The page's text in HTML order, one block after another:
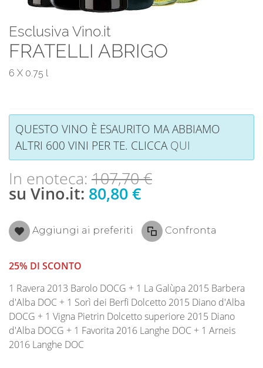
Esclusiva Vino.it
FRATELLI ABRIGO
6 X 0.75 l
QUESTO VINO È ESAURITO MA ABBIAMO
ALTRI 600 VINI PER TE. CLICCAQUI
In enoteca: 107,70 €
su Vino.it: 80,80 €
Aggiungi ai preferiti Confronta
25% DI SCONTO
1 Ravera 2013 Barolo DOCG + 1 La Galùpa 2015 Barbera
d'Alba DOC + 1 Sorì dei Berfi Dolcetto 2015 Diano d'Alba
DOCG + 1 Vigna Pietrin Dolcetto superiore 2015 Diano
d'Alba DOCG + 1 Favorita 2016 Langhe DOC + 1 Arneis
2016 Langhe DOC